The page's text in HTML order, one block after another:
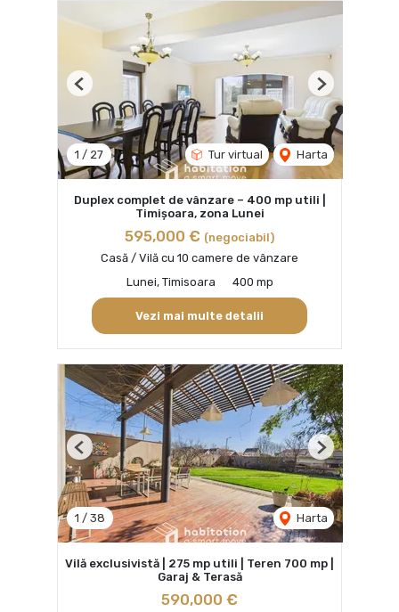
1 / 27 Tur virtual Harta
Previous Next
Duplex complet de vânzare – 400 mp utili |
Timișoara, zona Lunei
595,000 € (negociabil)
Casă / Vilă cu 10 camere de vânzare
Lunei, Timisoara
400 mp
Vezi mai multe detalii
1 / 38 Harta
Previous Next
Vilă exclusivistă | 275 mp utili | Teren 700 mp |
Garaj & Terasă
590,000 €